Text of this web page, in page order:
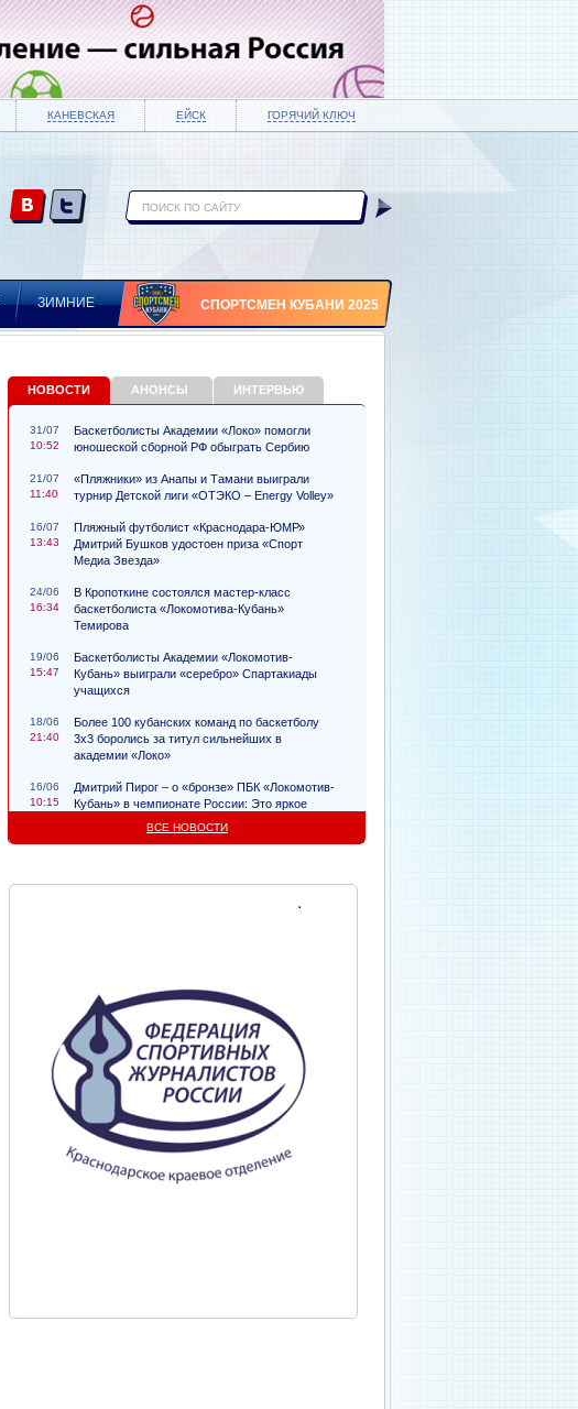
КАНЕВСКАЯ ЕЙСК ГОРЯЧИЙ КЛЮЧ
ЗИМНИЕ СПОРТСМЕН КУБАНИ 2025
НОВОСТИ АНОНСЫ ИНТЕРВЬЮ
31/07
10:52
Баскетболисты Академии «Локо» помогли
юношеской сборной РФ обыграть Сербию
21/07
11:40
«Пляжники» из Анапы и Тамани выиграли
турнир Детской лиги «ОТЭКО – Energy Volley»
16/07
13:43
Пляжный футболист «Краснодара-ЮМР»
Дмитрий Бушков удостоен приза «Спорт
Медиа Звезда»
24/06
16:34
В Кропоткине состоялся мастер-класс
баскетболиста «Локомотива-Кубань»
Темирова
19/06
15:47
Баскетболисты Академии «Локомотив-
Кубань» выиграли «серебро» Спартакиады
учащихся
18/06
21:40
Более 100 кубанских команд по баскетболу
3х3 боролись за титул сильнейших в
академии «Локо»
16/06
10:15
Дмитрий Пирог – о «бронзе» ПБК «Локомотив-
Кубань» в чемпионате России: Это яркое
ВСЕ НОВОСТИ